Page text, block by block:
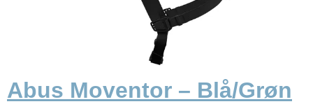
Abus Moventor – Blå/Grøn